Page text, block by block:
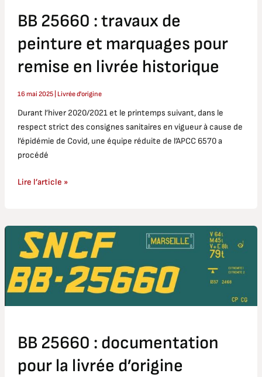
BB 25660 : travaux de
peinture et marquages pour
remise en livrée historique
16 mai 2025 Livrée d'origine
Durant l’hiver 2020/2021 et le printemps suivant, dans le
respect strict des consignes sanitaires en vigueur à cause de
l’épidémie de Covid, une équipe réduite de l’APCC 6570 a
procédé
Lire l’article »
BB 25660 : documentation
pour la livrée d’origine
BB
25660
documentation
pour